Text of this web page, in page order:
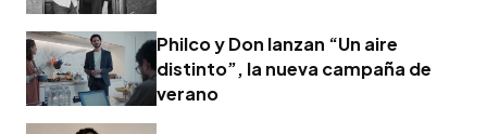
Philco y Don lanzan “Un aire
distinto”, la nueva campaña de
verano